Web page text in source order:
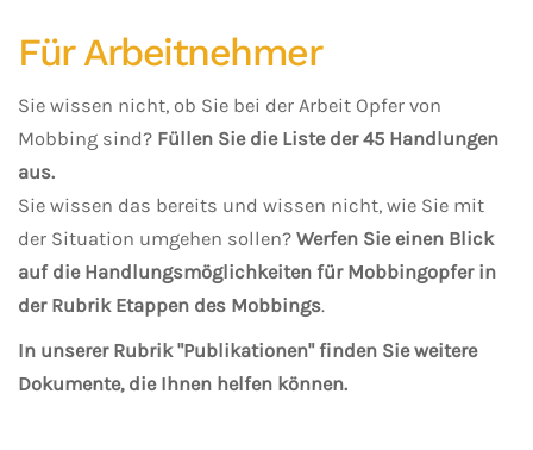
Für Arbeitnehmer
Sie wissen nicht, ob Sie bei der Arbeit Opfer von
Mobbing sind? Füllen Sie die Liste der 45 Handlungen
aus.
Sie wissen das bereits und wissen nicht, wie Sie mit
der Situation umgehen sollen? Werfen Sie einen Blick
auf die Handlungsmöglichkeiten für Mobbingopfer in
der Rubrik Etappen des Mobbings.
In unserer Rubrik "Publikationen" finden Sie weitere
Dokumente, die Ihnen helfen können.